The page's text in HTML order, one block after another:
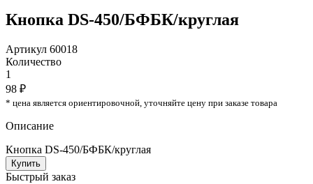
Кнопка DS-450/БФБК/круглая
Артикул 60018
Количество
1
98 ₽
* цена является ориентировочной, уточняйте цену при заказе товара
Описание
Кнопка DS-450/БФБК/круглая
Купить
Быстрый заказ